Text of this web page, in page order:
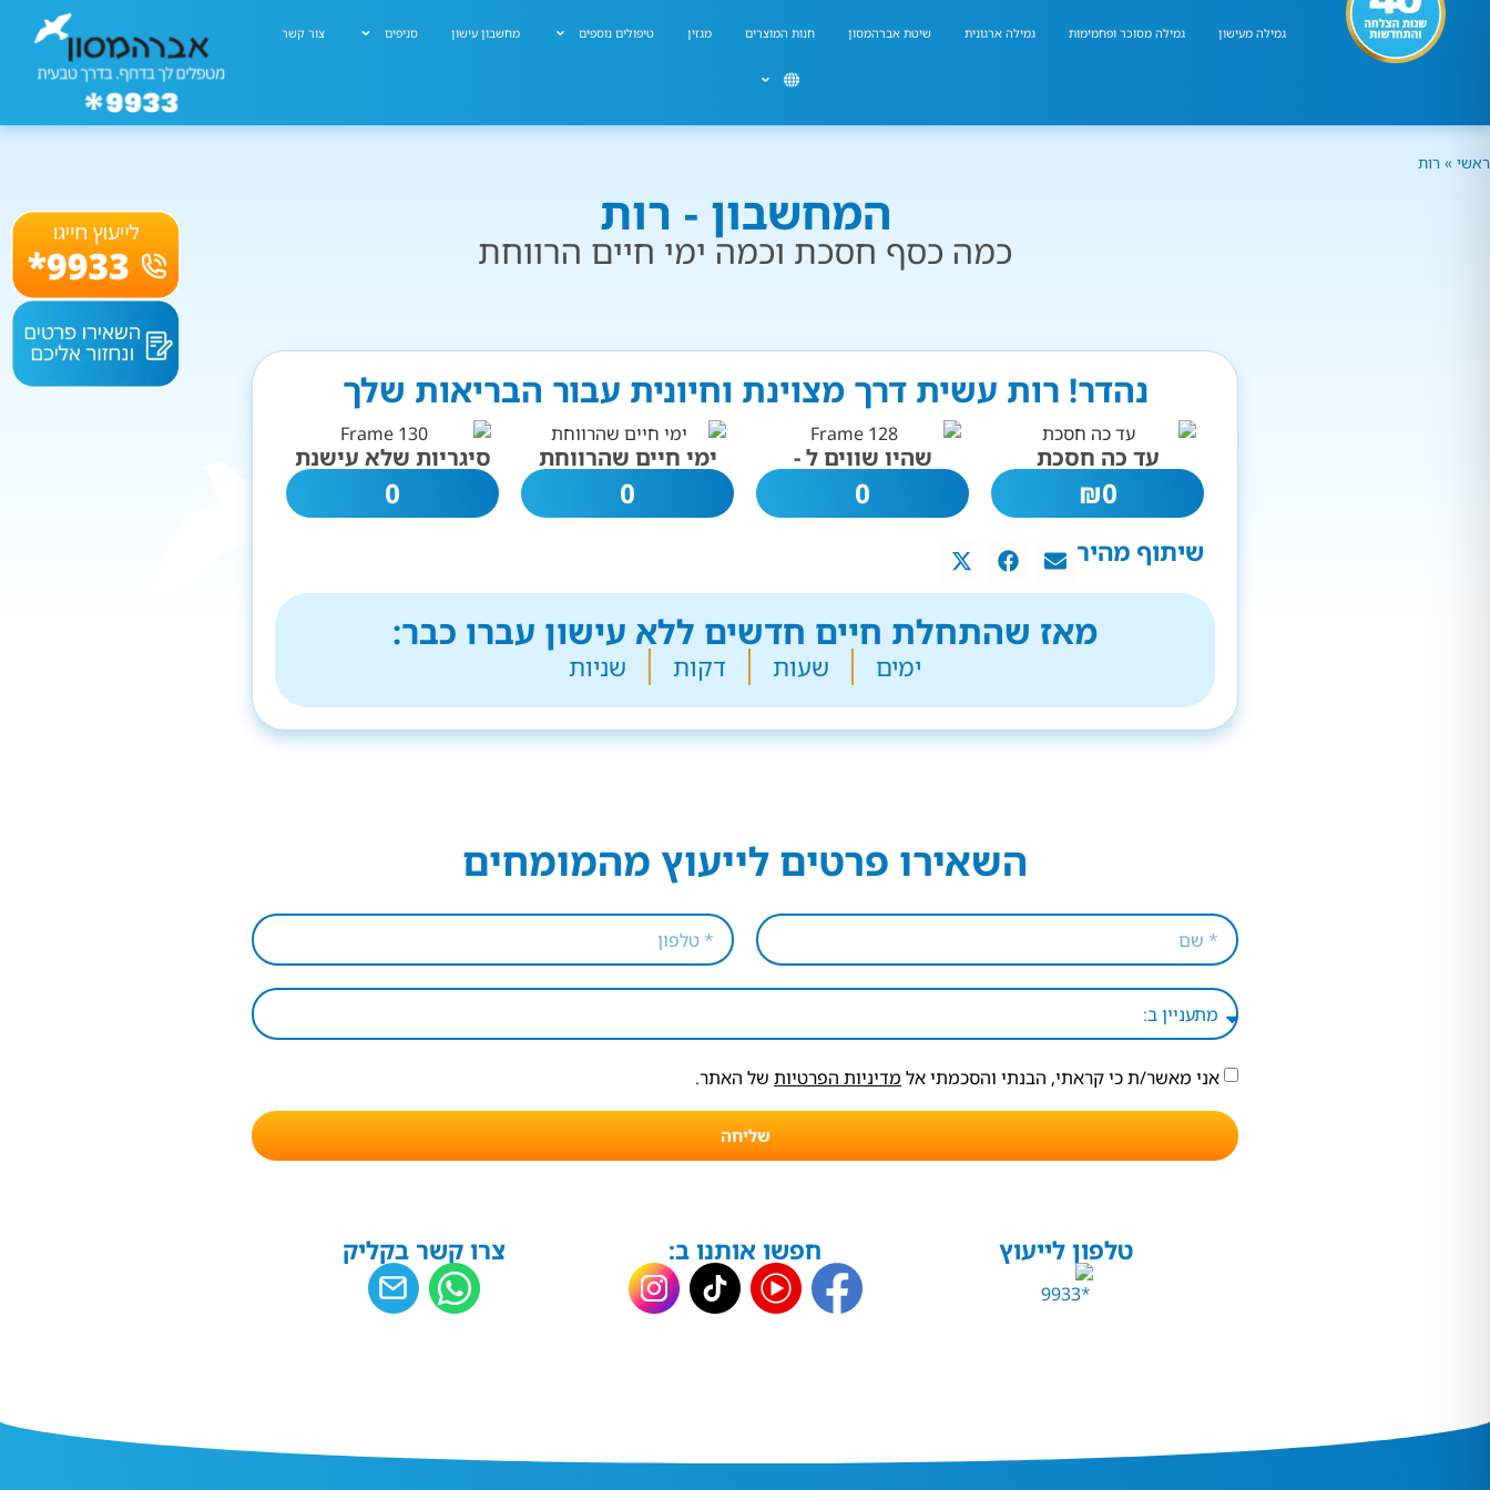
גמילה מעישון גמילה מסוכר ופחמימות גמילה ארגונית שיטת אברהמסון חנות המוצרים מגזין טיפולים נוספים מחשבון עישון סניפים צור קשר
ראשי » רות
המחשבון - רות
כמה כסף חסכת וכמה ימי חיים הרווחת
נהדר! רות עשית דרך מצוינת וחיונית עבור הבריאות שלך
עד כה חסכת
0
₪
שהיו שווים ל -
0
ימי חיים שהרווחת
0
סיגריות שלא עישנת
0
שיתוף מהיר
מאז שהתחלת חיים חדשים ללא עישון עברו כבר:
ימים שעות דקות שניות
השאירו פרטים לייעוץ מהמומחים
אני מאשר/ת כי קראתי, הבנתי והסכמתי אל מדיניות הפרטיות של האתר.
שליחה
טלפון לייעוץ חפשו אותנו ב: צרו קשר בקליק